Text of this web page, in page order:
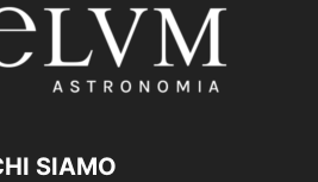
SIAMO